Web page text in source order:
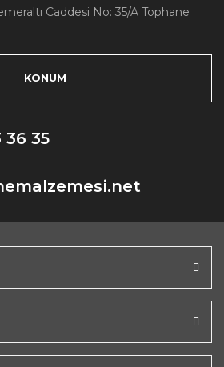
Caddesi No: 35/A Tophane
KONUM
36 35